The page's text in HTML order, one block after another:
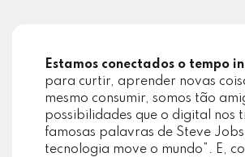
Estamos conectados o tempo
para curtir, aprender novas
mesmo consumir, somos tão
possibilidades que o digital nos
famosas palavras de Steve
tecnologia move o mundo”. E,